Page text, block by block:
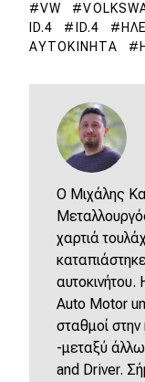
VW
ID.4
ID.4
ΑΥΤΟΚΊΝΗΤΑ
Ο Μιχάλης
χαρτιά
Auto Motor
σταθμοί
-μεταξύ
and Driver.